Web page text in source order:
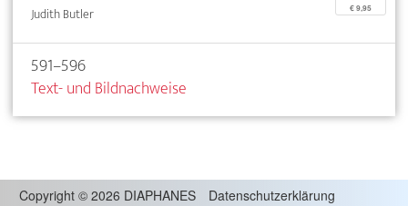
Judith Butler € 9,95
591–596
Text- und Bildnachweise
Copyright © 2026 DIAPHANES Datenschutzerklärung